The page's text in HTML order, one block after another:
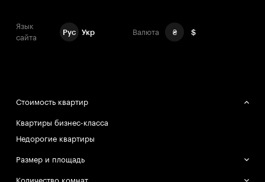
Язык
сайта
Рус Укр Валюта ₴ $
Стоимость квартир
Квартиры бизнес-класса
Недорогие квартиры
Размер и площадь